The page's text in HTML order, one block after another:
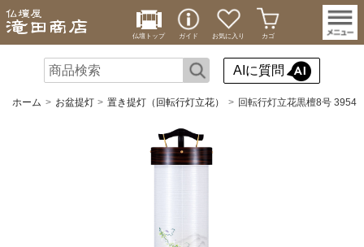
仏壇トップ ガイド お気に入り カゴ
AIに質問
ホーム お盆提灯 置き提灯（回転行灯立花） 回転行灯立花黒檀8号 3954